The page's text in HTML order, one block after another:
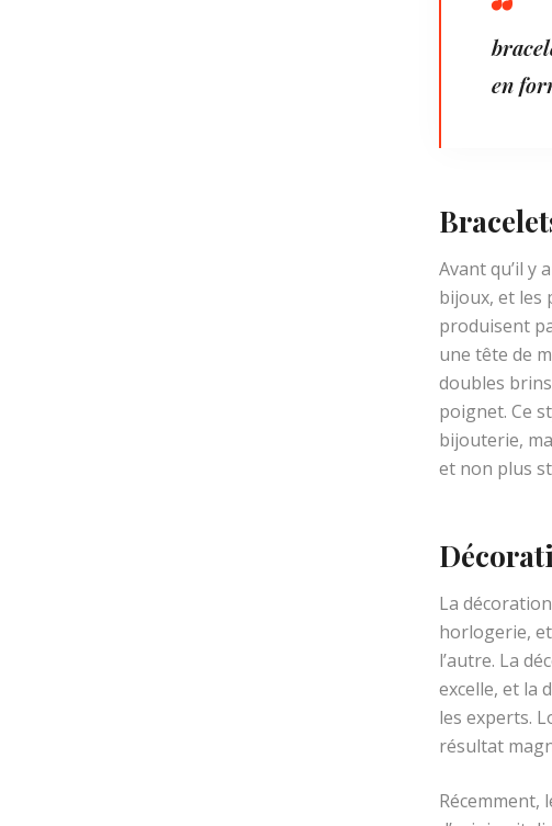
en
Avant qu’il y
bijoux, et les
produisent
une tête de
doubles
poignet. Ce
bijouterie,
et non plus
La
horlogerie,
l’autre. La
excelle, et la
les experts.
résultat
Récemment,